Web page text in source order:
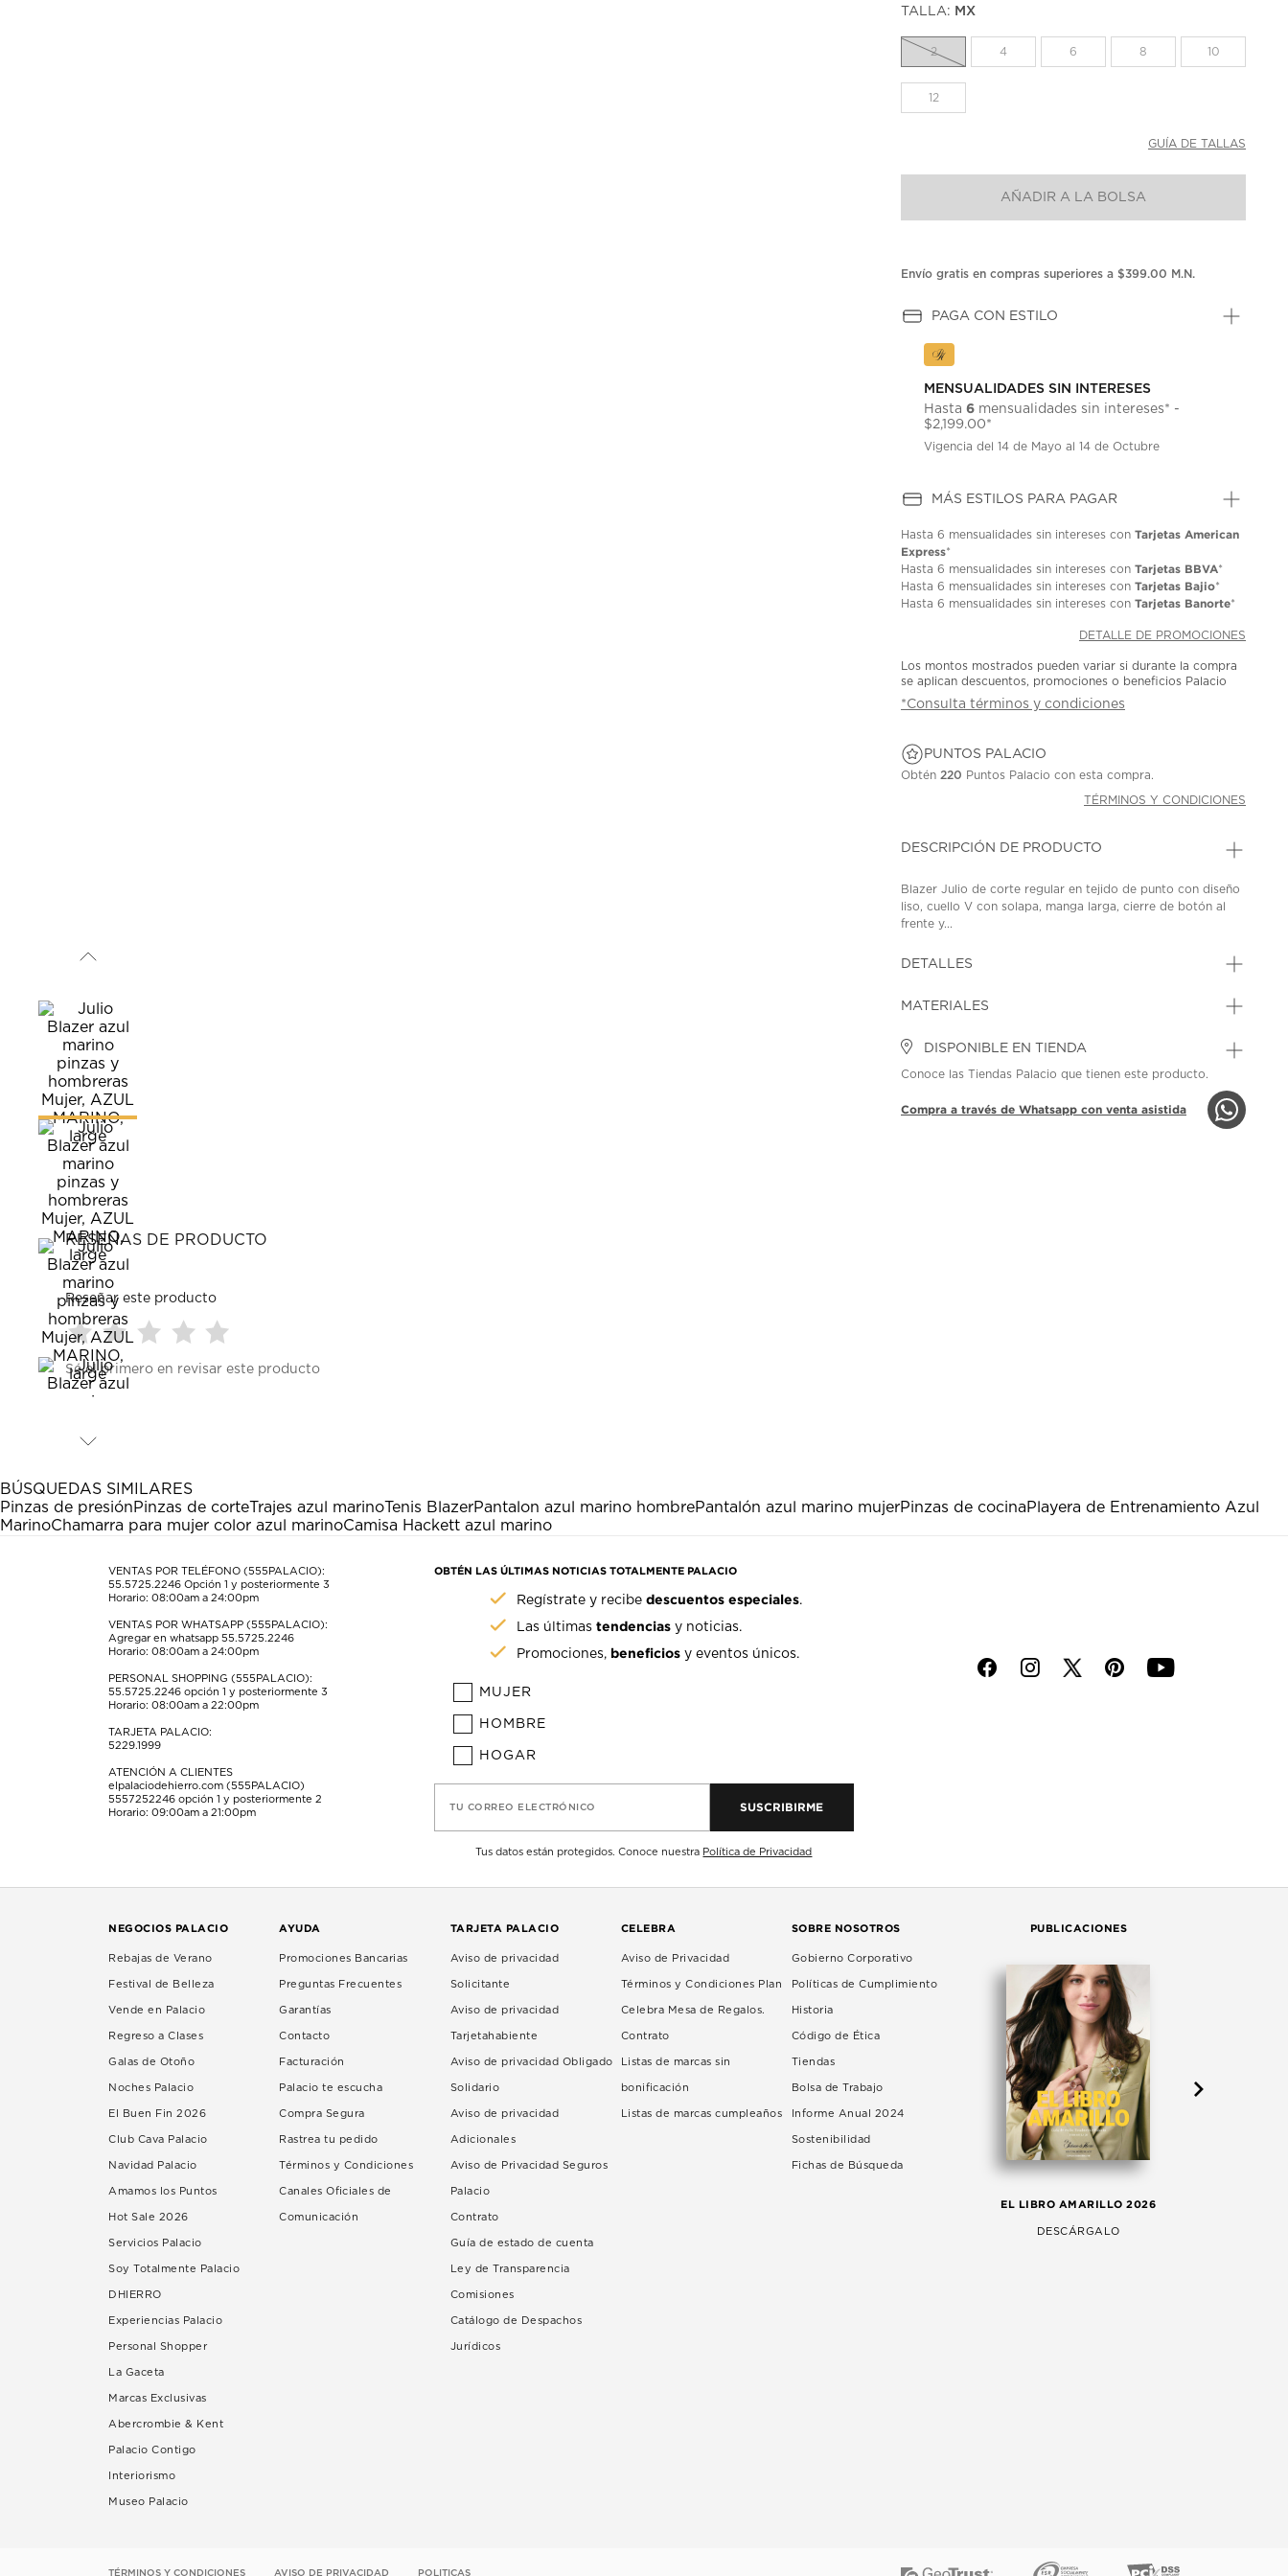
misma
TALLA: MX
2 4 6 8 10
12
GUÍA DE TALLAS
AÑADIR A LA BOLSA
Envío gratis en compras superiores a $399.00 M.N.
PAGA CON ESTILO
MENSUALIDADES SIN INTERESES
Hasta6 mensualidades sin intereses* -
$2,199.00*
Vigencia del 14 de Mayo al 14 de Octubre
MÁS ESTILOS PARA PAGAR
Hasta6 mensualidades sin intereses conTarjetas American
Express*
Hasta6 mensualidades sin intereses conTarjetas BBVA*
Hasta6 mensualidades sin intereses conTarjetas Bajio*
Hasta6 mensualidades sin intereses conTarjetas Banorte*
DETALLE DE PROMOCIONES
Los montos mostrados pueden variar si durante la compra
se aplican descuentos, promociones o beneficios Palacio
*Consulta términos y condiciones
PUNTOS PALACIO
Obtén 220 Puntos Palacio con esta compra.
TÉRMINOS Y CONDICIONES
DESCRIPCIÓN DE PRODUCTO
Blazer Julio de corte regular en tejido de punto con diseño
liso, cuello V con solapa, manga larga, cierre de botón al
frente y...
DETALLES
MATERIALES
DISPONIBLE EN TIENDA
Conoce las Tiendas Palacio que tienen este producto.
Compra a través de Whatsapp con venta asistida
RESEÑAS DE PRODUCTO
Reseñar este producto
Seleccionar
para
calificar
con
estrella
Esta
acción
abrirá
formulario
Seleccionar
para
calificar
estrellas.
Esta
acción
abrirá
formulario
de
para
estrellas.
Esta
acción
abrirá
formulario
de
para
estrellas.
Esta
acción
abrirá
formulario
de
para
acción
abrirá
formulario
de
envío.
Sé el primero en revisar este producto
BÚSQUEDAS SIMILARES
Pinzas de presiónPinzas de corteTrajes azul marinoTenis BlazerPantalon azul marino hombrePantalón azul marino mujerPinzas de cocinaPlayera de Entrenamiento Azul
MarinoChamarra para mujer color azul marinoCamisa Hackett azul marino
VENTAS POR TELÉFONO (555PALACIO):
55.5725.2246 Opción 1 y posteriormente 3
Horario: 08:00am a 24:00pm
VENTAS POR WHATSAPP (555PALACIO):
Agregar en whatsapp 55.5725.2246
Horario: 08:00am a 24:00pm
PERSONAL SHOPPING (555PALACIO):
55.5725.2246 opción 1 y posteriormente 3
Horario: 08:00am a 22:00pm
TARJETA PALACIO:
5229.1999
ATENCIÓN A CLIENTES
elpalaciodehierro.com (555PALACIO)
5557252246 opción 1 y posteriormente 2
Horario: 09:00am a 21:00pm
OBTÉN LAS ÚLTIMAS NOTICIAS TOTALMENTE PALACIO
Regístrate y recibedescuentos especiales.
Las últimastendencias y noticias.
Promociones, beneficios y eventos únicos.
MUJER
HOMBRE
HOGAR
TU CORREO ELECTRÓNICO SUSCRIBIRME
Tus datos están protegidos. Conoce nuestra Política de Privacidad
f i p y
NEGOCIOS PALACIO
Rebajas de Verano
Festival de Belleza
Vende en Palacio
Regreso a Clases
Galas de Otoño
Noches Palacio
El Buen Fin 2026
Club Cava Palacio
Navidad Palacio
Amamos los Puntos
Hot Sale 2026
Servicios Palacio
Soy Totalmente Palacio
DHIERRO
Experiencias Palacio
Personal Shopper
La Gaceta
Marcas Exclusivas
Abercrombie & Kent
Palacio Contigo
Interiorismo
Museo Palacio
AYUDA
Promociones Bancarias
Preguntas Frecuentes
Garantías
Contacto
Facturación
Palacio te escucha
Compra Segura
Rastrea tu pedido
Términos y Condiciones
Canales Oficiales de
Comunicación
TARJETA PALACIO
Aviso de privacidad
Solicitante
Aviso de privacidad
Tarjetahabiente
Aviso de privacidad Obligado
Solidario
Aviso de privacidad
Adicionales
Aviso de Privacidad Seguros
Palacio
Contrato
Guía de estado de cuenta
Ley de Transparencia
Comisiones
Catálogo de Despachos
Jurídicos
CELEBRA
Aviso de Privacidad
Términos y Condiciones Plan
Celebra Mesa de Regalos.
Contrato
Listas de marcas sin
bonificación
Listas de marcas cumpleaños
SOBRE NOSOTROS
Gobierno Corporativo
Políticas de Cumplimiento
Historia
Código de Ética
Tiendas
Bolsa de Trabajo
Informe Anual 2024
Sostenibilidad
Fichas de Búsqueda
PUBLICACIONES
EL LIBRO AMARILLO 2026
DESCÁRGALO
TÉRMINOS Y CONDICIONES AVISO DE PRIVACIDAD POLITICAS